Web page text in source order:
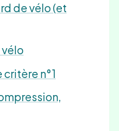
de vélo (et
n°1